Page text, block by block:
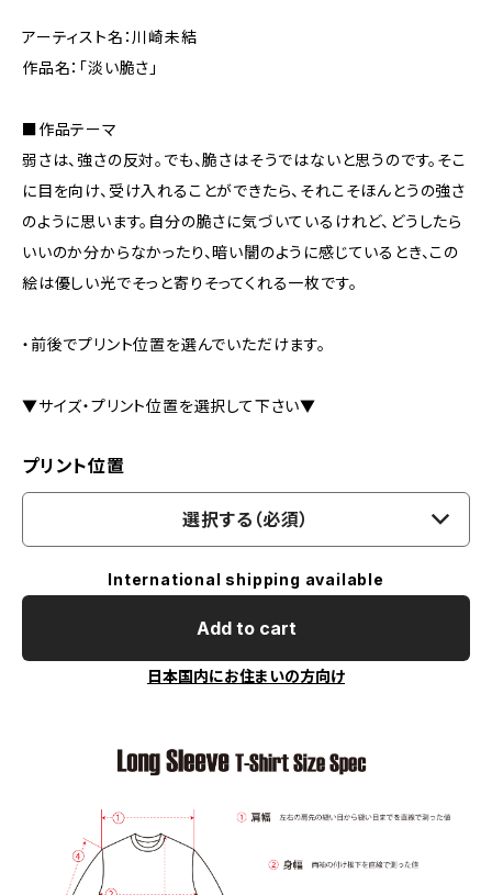
アーティスト名：川崎未結
作品名：「淡い脆さ」
■作品テーマ
弱さは、強さの反対。でも、脆さはそうではないと思うのです。そこ
に目を向け、受け入れることができたら、それこそほんとうの強さ
のように思います。自分の脆さに気づいているけれど、どうしたら
いいのか分からなかったり、暗い闇のように感じているとき、この
絵は優しい光でそっと寄りそってくれる一枚です。
・前後でプリント位置を選んでいただけます。
▼サイズ・プリント位置を選択して下さい▼
プリント位置
選択する（必須）
International shipping available
Add to cart
日本国内にお住まいの方向け